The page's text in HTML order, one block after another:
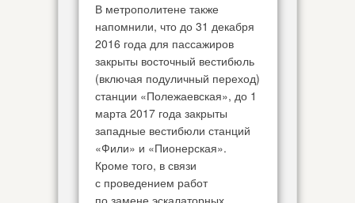
В метрополитене также
напомнили, что до 31 декабря
2016 года для пассажиров
закрыты восточный вестибюль
(включая подуличный переход)
станции «Полежаевская», до 1
марта 2017 года закрыты
западные вестибюли станций
«Фили» и «Пионерская».
Кроме того, в связи
с проведением работ